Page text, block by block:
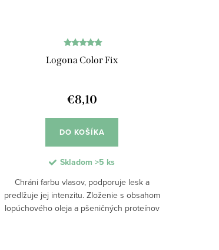
Logona Color Fix
€8,10
DO KOŠÍKA
Skladom >5 ks
Chráni farbu vlasov, podporuje lesk a
predlžuje jej intenzitu. Zloženie s obsahom
lopúchového oleja a pšeničných proteínov